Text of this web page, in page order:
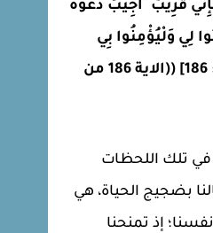
قَرِيبٌ ۖ أُجِيبُ دَعْوَةَ
لِي وَلْيُؤْمِنُوا بِي
لَعَلَّهُمْ يَرْشُدُونَ﴾ [ البقرة: 186] ((الاية 186 من
في تلك اللحظات
بضجيج الحياة، هي
إذ تمنحنا